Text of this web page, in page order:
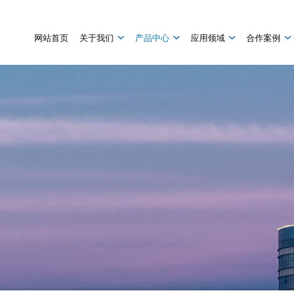
网站首页 关于我们 产品中心 应用领域 合作案例